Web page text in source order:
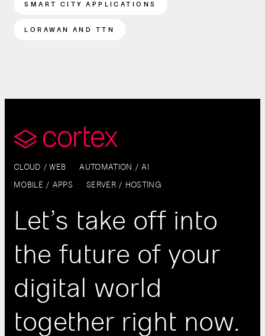
SMART CITY APPLICATIONS
LORAWAN AND TTN
CLOUD / WEB AUTOMATION / AI
MOBILE / APPS SERVER / HOSTING
Let’s take off into
the future of your
digital world
together right now.